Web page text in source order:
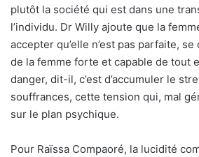
plutôt la société qui est dans une
l’individu. Dr Willy ajoute que la
accepter qu’elle n’est pas parfaite,
de la femme forte et capable de tout
danger, dit-il, c’est d’accumuler le
souffrances, cette tension qui, mal
sur le plan psychique.
Pour Raïssa Compaoré, la lucidité